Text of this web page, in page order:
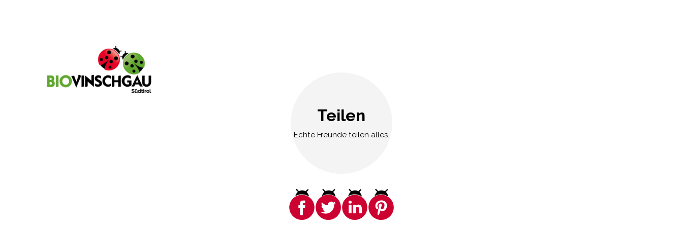
Teilen
Echte Freunde teilen alles.